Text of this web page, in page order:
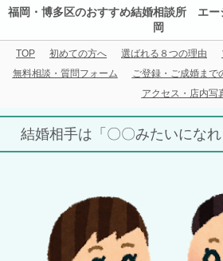
福岡・博多区のおすすめ結婚相談所 エー
岡
TOP 初めての方へ 選ばれる８つの理由
無料相談・質問フォーム
ご登録・ご成婚まで
アクセス・店内写
結婚相手は「〇〇みたいにな